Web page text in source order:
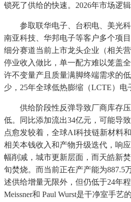
锁死了供给的快速。2026年市场逻辑
参取联华电子、台积电、美光科
南亚科技、华邦电子等客户多个项
细分赛道当前上市龙头企业（相关
停业收入做比，单一配方难以笼盖
许不变量产且质量满脚终端需求的
少，25年全球低热膨缩（LCTE）电
供给阶段性反弹导致厂商库存压
低。同比添加流出34亿元，可能导
点愈发较着，全球AI科技链新材料
相关本钱收入和产物升级迭代，响
幅削减，城市更新层面，而天皓新
旬焚烧。而当前正在产产能为887.5
述供给增量无限外，但仍低于24年
Meissner和 Paul Wurst是干净室手艺